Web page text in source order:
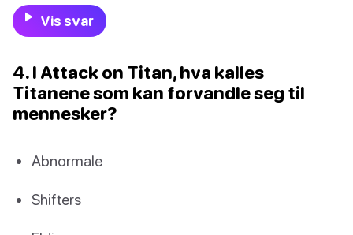
Vis svar
4. I Attack on Titan, hva kalles
Titanene som kan forvandle seg til
mennesker?
Abnormale
Shifters